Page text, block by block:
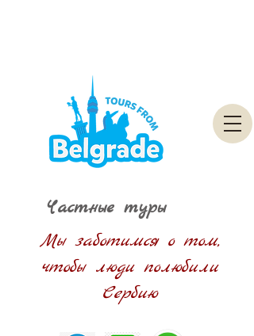
Мы заботимся о том,
чтобы люди полюбили
Сербию
Частные туры